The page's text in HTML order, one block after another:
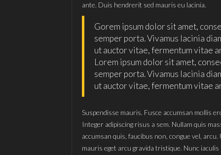
ante. Duis hendrerit sed mauris eu lacinia.
Gorem ipsum dolor sit amet,
semper porta. Vivamus lacinia
ut auctor vitae, fermentum vitae
Lorem ipsum dolor sit amet,
semper porta. Vivamus lacinia
ut auctor vitae, fermentum vitae
Suspendisse mauris. Fusce accumsan mollis
Integer adipiscing risus a sem. Nullam quis
accumsan quis, faucibus non, congue vel,
mauris eget arcu gravida tristique. Nunc